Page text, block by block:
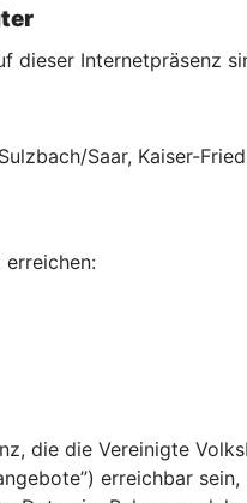
Internetpräsenz
Saar, Kaiser-
die die Vereinigte
erreichbar